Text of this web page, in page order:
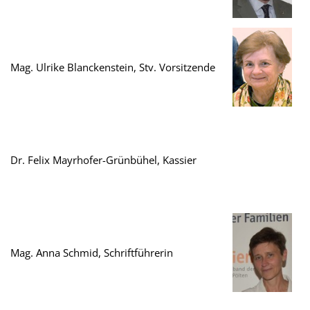
Mag. Ulrike Blanckenstein, Stv. Vorsitzende
Dr. Felix Mayrhofer-Grünbühel, Kassier
Mag. Anna Schmid, Schriftführerin